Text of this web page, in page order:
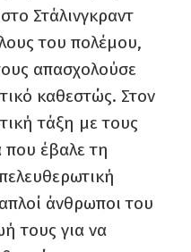
Στάλινγκραντ
του πολέμου,
απασχολούσε
καθεστώς. Στον
τάξη με τους
έβαλε τη
άνθρωποι του
τους για να